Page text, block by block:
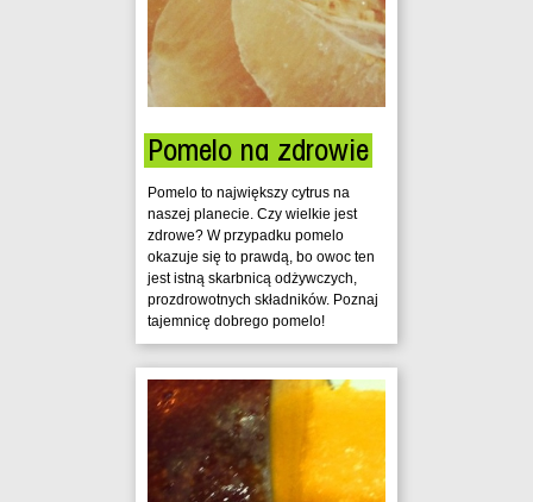
Pomelo na zdrowie
Pomelo to największy cytrus na
naszej planecie. Czy wielkie jest
zdrowe? W przypadku pomelo
okazuje się to prawdą, bo owoc ten
jest istną skarbnicą odżywczych,
prozdrowotnych składników. Poznaj
tajemnicę dobrego pomelo!